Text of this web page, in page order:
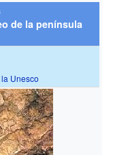
de la península
Unesco